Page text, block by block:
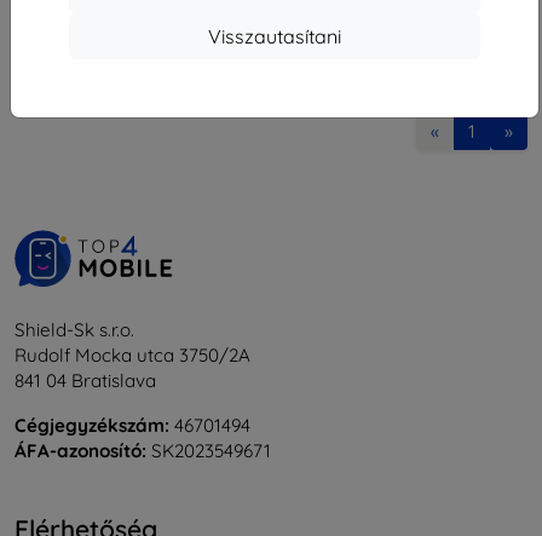
Visszautasítani
« 1 »
Shield-Sk s.r.o.
Rudolf Mocka utca 3750/2A
841 04 Bratislava
Cégjegyzékszám: 46701494
ÁFA-azonosító: SK2023549671
Elérhetőség